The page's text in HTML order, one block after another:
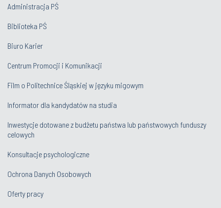
Administracja PŚ
Biblioteka PŚ
Biuro Karier
Centrum Promocji i Komunikacji
Film o Politechnice Śląskiej w języku migowym
Informator dla kandydatów na studia
Inwestycje dotowane z budżetu państwa lub państwowych funduszy
celowych
Konsultacje psychologiczne
Ochrona Danych Osobowych
Oferty pracy